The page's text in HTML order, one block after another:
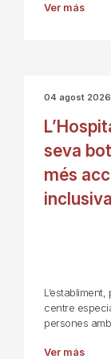
Ver más
04 agost 2026
seva
més
inclusiva
centre
persones
Ver más